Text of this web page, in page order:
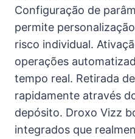
Configuração de
permite
risco individual.
operações
tempo real. Retirada
rapidamente através
depósito. Droxo Vizz
integrados que